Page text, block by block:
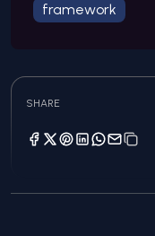
framework
SHARE